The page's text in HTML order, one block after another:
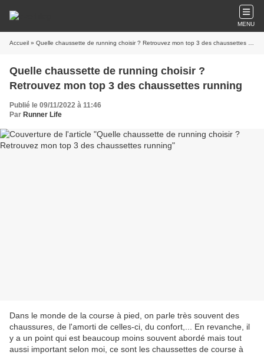
MENU
Accueil » Quelle chaussette de running choisir ? Retrouvez mon top 3 des chaussettes running
Quelle chaussette de running choisir ?
Retrouvez mon top 3 des chaussettes running
Publié le 09/11/2022 à 11:46
Par Runner Life
Dans le monde de la course à pied, on parle très souvent des
chaussures, de l'amorti de celles-ci, du confort,... En revanche, il
y a un point qui est beaucoup moins souvent abordé mais tout
aussi important selon moi, ce sont les chaussettes de course à